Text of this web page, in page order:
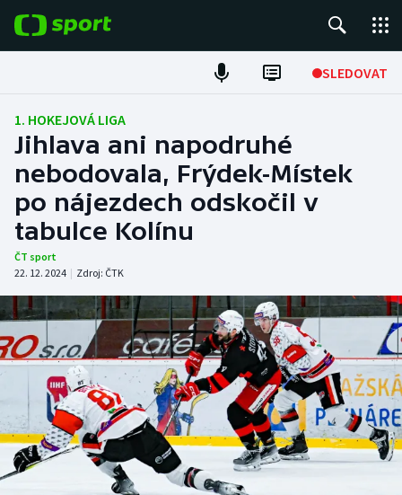
SLEDOVAT
Fotbal
Hokej
Tenis
Atletika
DALŠÍ SPORTY
Americký fotbal
Baseball a softbal
Basketbal
NEPŘEHLÉDNĚTE
Soutěže
Historické návraty
1. HOKEJOVÁ LIGA
Jihlava ani napodruhé
nebodovala, Frýdek-Místek
po nájezdech odskočil v
tabulce Kolínu
ČT sport
22. 12. 2024 | Zdroj: ČTK